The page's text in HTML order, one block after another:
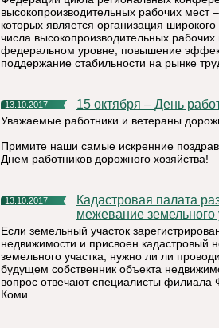
высокопроизводительных рабочих мест
которых является организация
числа высокопроизводительных
федеральном уровне, повышение
поддержание стабильности на рынке
13.10.2017 15 октября – День
Уважаемые работники и ветераны
Примите наши самые искренние
Днем работников дорожного хозяйства!
13.10.2017
Кадастровая палата разъясняет: нужно ли проводить
межевание земельного
Если земельный участок
недвижимости и присвоен кадастровый
земельного участка, нужно ли ли
будущем собственник объекта
вопрос отвечают специалисты
Коми.